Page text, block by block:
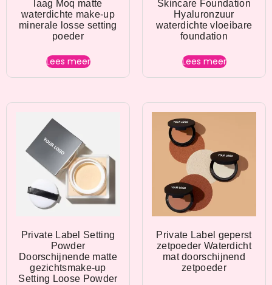
laag Moq matte
waterdichte make-up
minerale losse setting
poeder
Lees meer
Skincare Foundation
Hyaluronzuur
waterdichte vloeibare
foundation
Lees meer
Private Label Setting
Powder
Doorschijnende matte
gezichtsmake-up
Setting Loose Powder
Private Label geperst
zetpoeder Waterdicht
mat doorschijnend
zetpoeder